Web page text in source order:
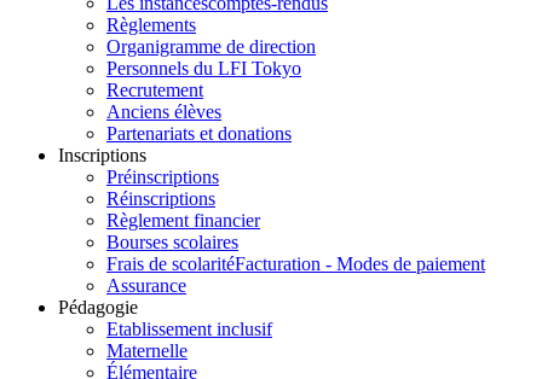
Règlements
Organigramme de direction
Personnels du LFI Tokyo
Recrutement
Anciens élèves
Partenariats et donations
Inscriptions
Préinscriptions
Réinscriptions
Règlement financier
Bourses scolaires
Frais de scolaritéFacturation - Modes de paiement
Assurance
Pédagogie
Etablissement inclusif
Maternelle
Élémentaire